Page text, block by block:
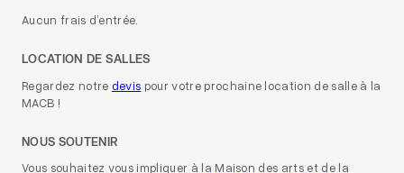
Aucun frais d’entrée.
LOCATION DE SALLES
Regardez notre devis pour votre prochaine location de salle à la
MACB !
NOUS SOUTENIR
Vous souhaitez vous impliquer à la Maison des arts et de la